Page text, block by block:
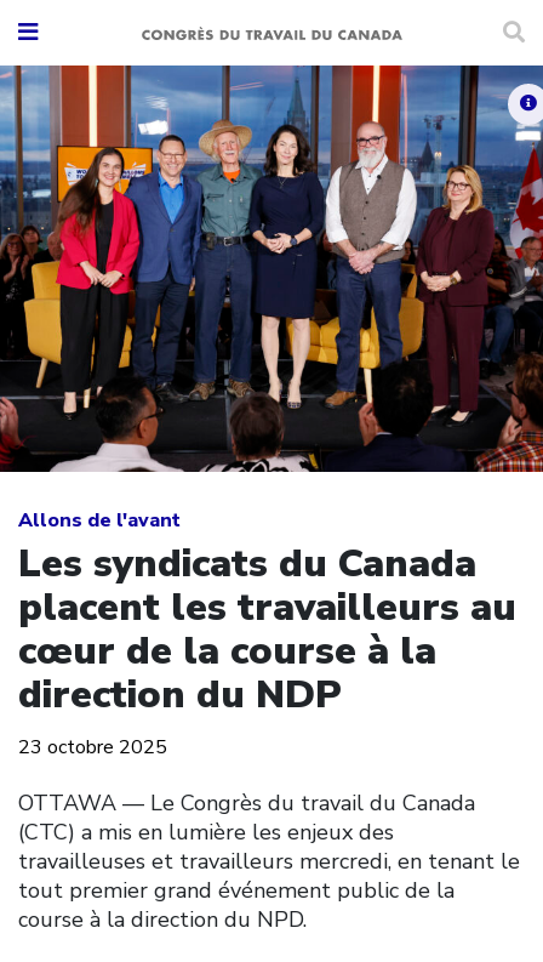
Allons de l'avant
Les syndicats du Canada
placent les travailleurs au
cœur de la course à la
direction du NDP
23 octobre 2025
OTTAWA –– Le Congrès du travail du Canada
(CTC) a mis en lumière les enjeux des
travailleuses et travailleurs mercredi, en tenant le
tout premier grand événement public de la
course à la direction du NPD.